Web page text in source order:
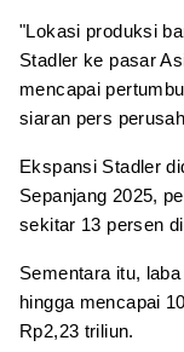
"Lokasi produksi
Stadler ke pasar
mencapai
siaran pers
Ekspansi Stadler
Sepanjang 2025,
sekitar 13 persen
Sementara itu,
hingga mencapai
Rp2,23 triliun.